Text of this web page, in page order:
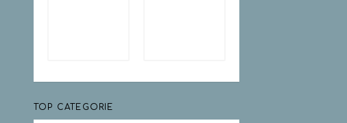
TOP CATEGORIE